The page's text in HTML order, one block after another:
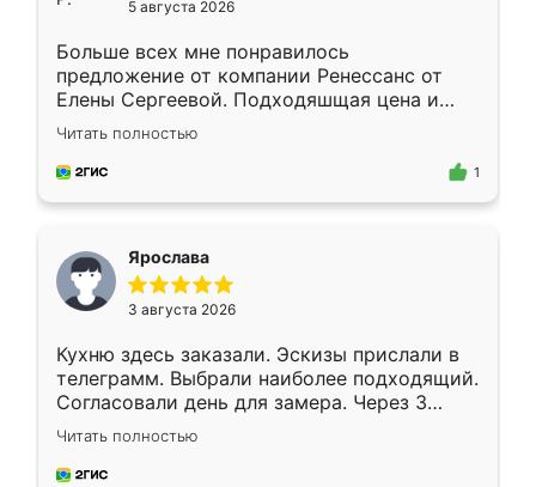
5 августа 2026
Больше всех мне понравилось
предложение от компании Ренессанс от
Елены Сергеевой. Подходяшщая цена и
короткие сроки изготовления. Приехавший
для замера сотрудник Владислав
предложил по моему эскизу самый
Читать полностью
1
Ярослава
3 августа 2026
Кухню здесь заказали. Эскизы прислали в
телеграмм. Выбрали наиболее подходящий.
Согласовали день для замера. Через 3
недели кухня была уже готова. Остались
довольны работой. Спасибо Ренессанс
мебель за качественную работу!
Читать полностью